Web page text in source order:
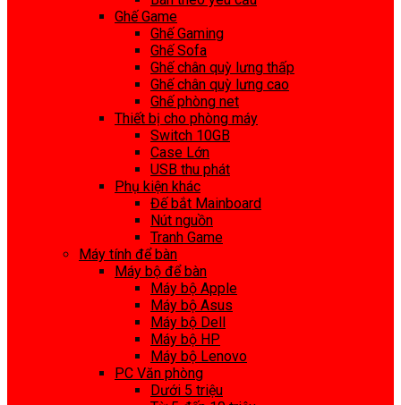
Ghế Game
Ghế Gaming
Ghế Sofa
Ghế chân quỳ lưng thấp
Ghế chân quỳ lưng cao
Ghế phòng net
Thiết bị cho phòng máy
Switch 10GB
Case Lớn
USB thu phát
Phụ kiện khác
Đế bắt Mainboard
Nút nguồn
Tranh Game
Máy tính để bàn
Máy bộ để bàn
Máy bộ Apple
Máy bộ Asus
Máy bộ Dell
Máy bộ HP
Máy bộ Lenovo
PC Văn phòng
Dưới 5 triệu